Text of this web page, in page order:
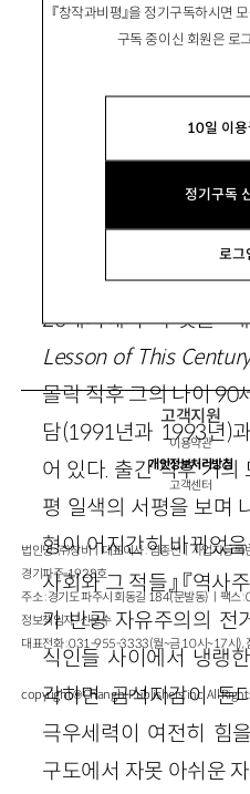
『창작과비평』을 정기구독하시면
구독 중이신 회원은 로
10일 이
정기구독
로
칼 포퍼 『우리는
수 있는가?』,
새로 나온 칼 포퍼
20세기에서 무엇을
Lesson of This Century
몰락 직후 그의 나이 90
담(1991년과 1993년)
어 있다. 출간 직후 거
평 일색의 서평을 보며
형이 어지간히 바뀌었
사회와 그 적들』 『역사
가 반공 자유주의의 전
식인들 사이에서 냉랭
각하면 금석지감이 든
극우세력이 여전히 힘
구도에서 자못 아쉬운
고객지원
이용약관
개인정보처리방침
고객센터
법인명 : ㈜창비ㅣ대표이사 : 염종선ㅣ사업자
경기파주-1928호
주소 : 경기도 파주시 회동길 184(문발동)ㅣ팩
정보책임자 : 신문수
대표전화 : 031-955-3333(월~금 10시~17시),
copyright © Changbi Publishers, inc. All